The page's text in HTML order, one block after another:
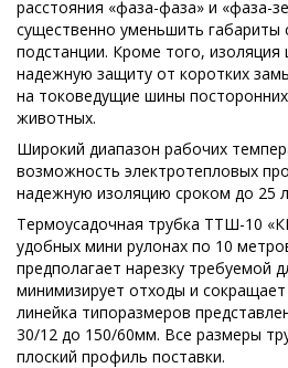
расстояния «фаза-фаза» и «фаза-
существенно уменьшить
подстанции. Кроме того, изоляция
надежную защиту от коротких
на токоведущие шины
животных.
Широкий диапазон рабочих
возможность электротепловых
надежную изоляцию сроком до 25
Термоусадочная трубка ТТШ-10
удобных мини рулонах по 10
предполагает нарезку требуемой
минимизирует отходы и
линейка типоразмеров
30/12 до 150/60мм. Все размеры
плоский профиль поставки.